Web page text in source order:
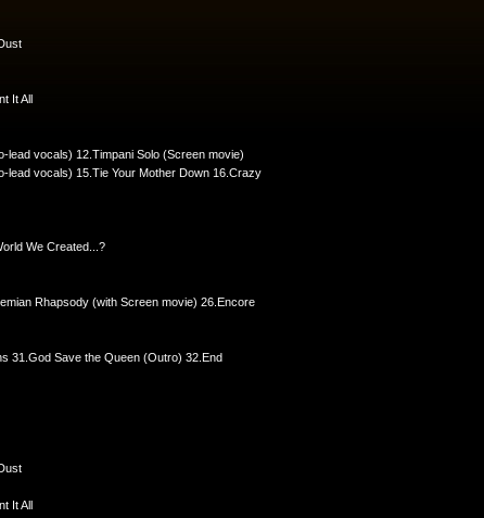
It All
lead vocals) 12.Timpani Solo (Screen movie)
lead vocals) 15.Tie Your Mother Down 16.Crazy
We Created...?
Rhapsody (with Screen movie) 26.Encore
31.God Save the Queen (Outro) 32.End
It All